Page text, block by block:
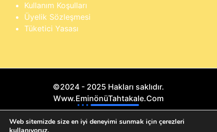
Kullanım Koşulları
Üyelik Sözleşmesi
Tüketici Yasası
©2024 - 2025 Hakları saklıdır.
Www.EminönüTahtakale.Com
Bu website "Sosyal Megapixel" projesidir.
Buraya yazarak dilediğin ürünü anında
bulabilirsin
Web sitemizde size en iyi deneyimi sunmak için çerezleri